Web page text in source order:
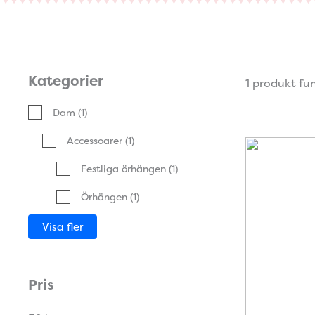
Kategorier
Dam (1)
Accessoarer (1)
Festliga örhängen (1)
Örhängen (1)
Visa fler
Pris
1 produkt